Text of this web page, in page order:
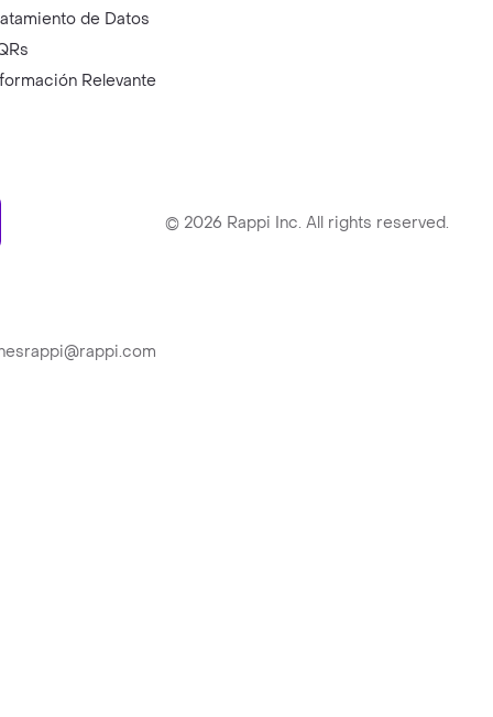
de Datos
Relevante
© 2026 Rappi Inc. All rights reserved.